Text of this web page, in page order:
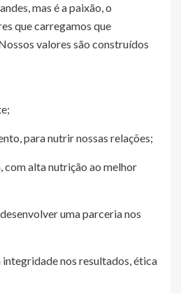
mas é a paixão, o
que carregamos que
valores são construídos
para nutrir nossas relações;
com alta nutrição ao melhor
uma parceria nos
nos resultados, ética